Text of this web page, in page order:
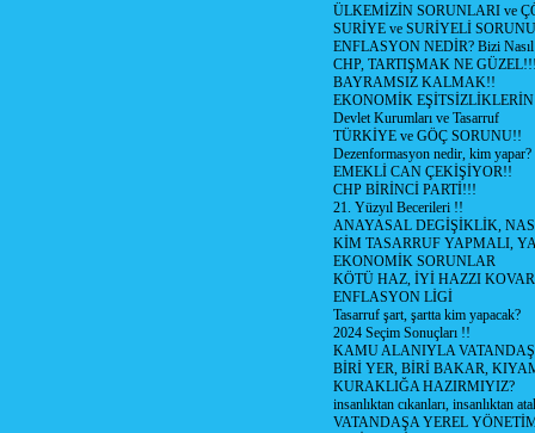
ÜLKEMİZİN SORUNLARI ve
SURİYE ve SURİYELİ
ENFLASYON NEDİR? Bizi
CHP, TARTIŞMAK NE
BAYRAMSIZ KALMAK!!
EKONOMİK
Devlet Kurumları ve Tasarruf
TÜRKİYE ve GÖÇ SORUNU!!
Dezenformasyon nedir, kim yapar?
EMEKLİ CAN ÇEKİŞİYOR!!
CHP BİRİNCİ PARTİ!!!
21. Yüzyıl Becerileri !!
ANAYASAL DEGİŞİKLİK,
KİM TASARRUF YAPMALI,
EKONOMİK SORUNLAR
KÖTÜ HAZ, İYİ HAZZI
ENFLASYON LİGİ
Tasarruf şart, şartta kim yapacak?
2024 Seçim Sonuçları !!
KAMU ALANIYLA
BİRİ YER, BİRİ BAKAR,
KURAKLIĞA HAZIRMIYIZ?
insanlıktan cıkanları, insanlıktan
VATANDAŞA YEREL